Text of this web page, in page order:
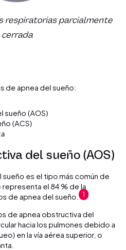
de apnea del sueño:
sueño (AOS)
(ACS)
del sueño (AOS)
es el tipo más común de
el 84 % de la
de apnea del sueño.
1
de apnea obstructiva del
hacia los pulmones debido a
en la vía aérea superior, o
respiratorias parcialmente
cerrada